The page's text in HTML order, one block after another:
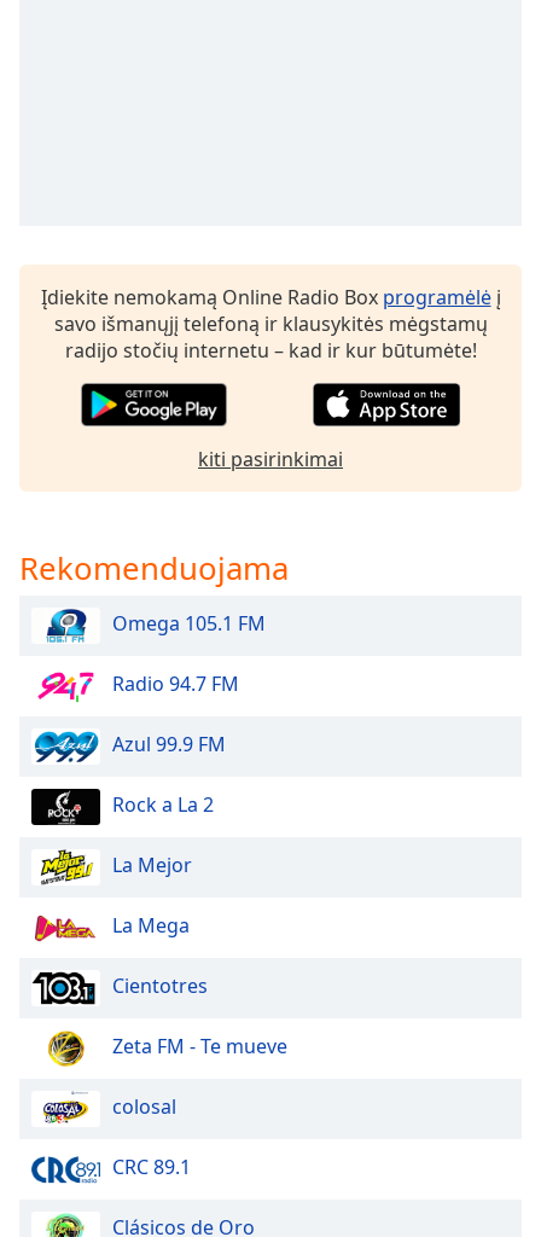
will
cancel
Color
Opacity
Background
Color
Opacity
Caption
Background
Opacity
Edge
Style
Įdiekite nemokamą Online Radio Box programėlėį
savo išmanųjį telefoną ir klausykitės mėgstamų
radijo stočių internetu – kad ir kur būtumėte!
kiti pasirinkimai
Rekomenduojama
Omega 105.1 FM
Radio 94.7 FM
Azul 99.9 FM
Rock a La 2
La Mejor
La Mega
Cientotres
Zeta FM - Te mueve
colosal
CRC 89.1
Clásicos de Oro